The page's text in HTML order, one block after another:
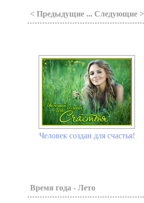
< Предыдущие ... Следующие >
Человек создан для счастья!
Время года - Лето